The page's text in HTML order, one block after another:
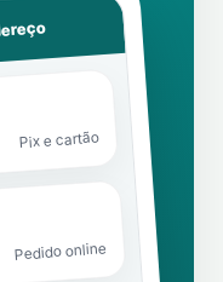
Pix e cartão
Pedido online